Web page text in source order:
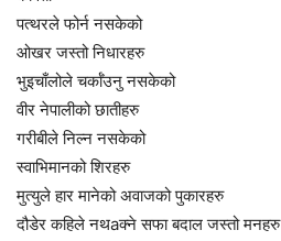
पत्थरले फोर्न नसकेको
ओखर जस्तो निधारहरु
भुइचाँलोले चर्काँउनु नसकेको
वीर नेपालीको छातीहरु
गरीबीले निल्न नसकेको
स्वाभिमानको शिरहरु
मुत्युले हार मानेको अवाजको पुकारहरु
दौडेर कहिले नथaक्ने सफा बदाल जस्तो मनहरु